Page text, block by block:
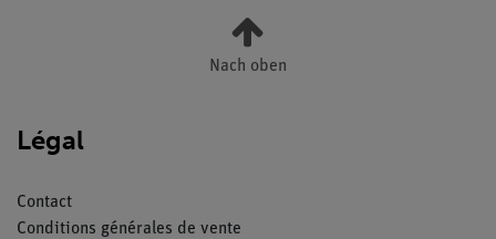
Nach oben
Légal
Contact
Conditions générales de vente